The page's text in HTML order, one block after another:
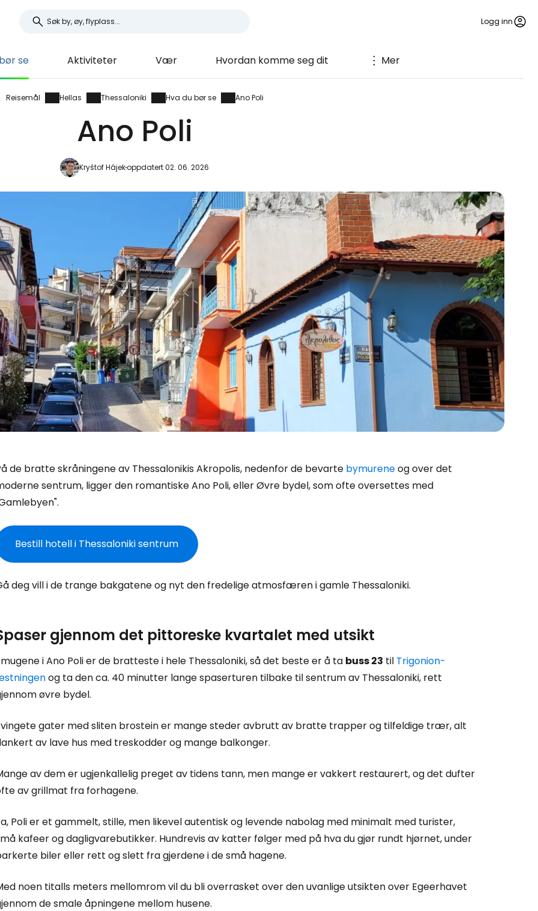
Logg inn
se Aktiviteter Vær Hvordan komme seg dit Mer
Reisemål Hellas Thessaloniki Hva du bør se Ano Poli
Ano Poli
Kryštof Hájekoppdatert 02. 06. 2026
de bratte skråningene av Thessalonikis Akropolis, nedenfor de bevarte bymureneog over det
sentrum, ligger den romantiske Ano Poli, eller Øvre bydel, som ofte oversettes med
Bestill hotell i Thessaloniki sentrum
deg vill i de trange bakgatene og nyt den fredelige atmosfæren i gamle Thessaloniki.
gjennom det pittoreske kvartalet med utsikt
i Ano Poli er de bratteste i hele Thessaloniki, så det beste er å ta buss 23 til Trigonion-
og ta den ca. 40 minutter lange spaserturen tilbake til sentrum av Thessaloniki, rett
øvre bydel.
gater med sliten brostein er mange steder avbrutt av bratte trapper og tilfeldige trær, alt
av lave hus med treskodder og mange balkonger.
av dem er ugjenkallelig preget av tidens tann, men mange er vakkert restaurert, og det dufter
av grillmat fra forhagene.
Poli er et gammelt, stille, men likevel autentisk og levende nabolag med minimalt med turister,
kafeer og dagligvarebutikker. Hundrevis av katter følger med på hva du gjør rundt hjørnet, under
biler eller rett og slett fra gjerdene i de små hagene.
noen titalls meters mellomrom vil du bli overrasket over den uvanlige utsikten over Egeerhavet
de smale åpningene mellom husene.
Logg inn på Cestee
... det verdensomspennende reisefellesskapet